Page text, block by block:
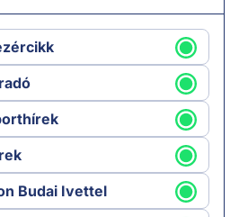
Budai Ivettel